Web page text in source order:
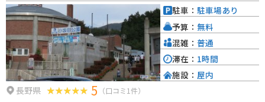
長野県 5 （口コミ1件）
駐車： 駐車場あり
予算： 無料
混雑： 普通
滞在： 1時間
施設： 屋内